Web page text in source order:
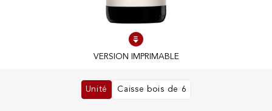
100% DES PRODUITS EN STOCK
Conditions optimales
Unité Caisse bois de 6
VERSION IMPRIMABLE